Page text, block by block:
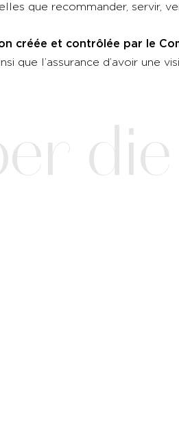
que recommander, servir,
créée et contrôlée par le
que l’assurance d’avoir une
die